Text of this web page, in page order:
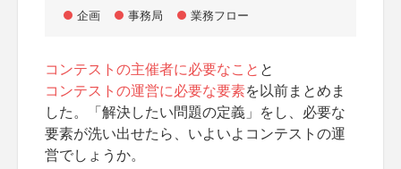
企画 事務局 業務フロー
コンテストの主催者に必要なこと と
コンテストの運営に必要な要素を以前まとめま
した。「解決したい問題の定義」をし、必要な
要素が洗い出せたら、いよいよコンテストの運
営でしょうか。